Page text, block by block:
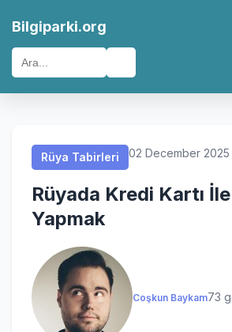
Bilgiparki.org
Rüya Tabirleri 02 December 2025
Rüyada Kredi Kartı
Yapmak
Coşkun Baykam73
Rüya Tabirleri
Rüya Tabirleri
Rüya Tabirleri
Rüya Tabirleri